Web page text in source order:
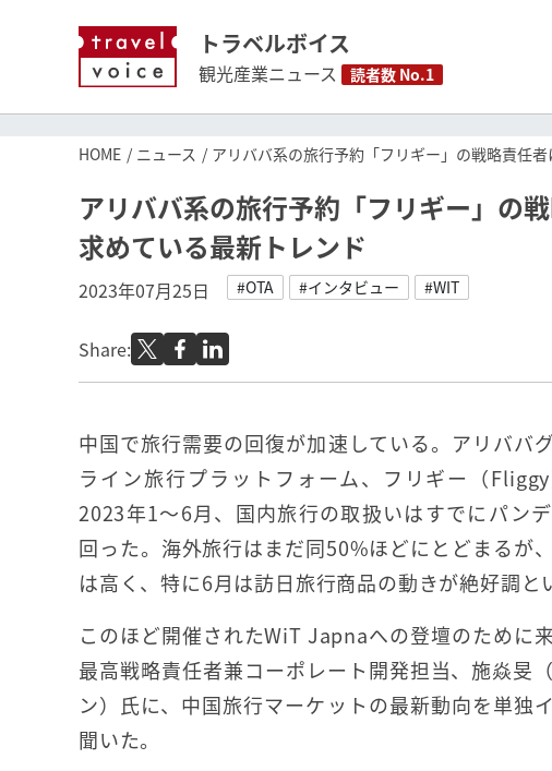
トラベルボイス
観光産業ニュース 読者数 No.1
HOME ニュース アリババ系の旅行予約「フリギー」の戦略責任
アリババ系の旅行予約「フリギー」の
求めている最新トレンド
2023年07月25日 #OTA #インタビュー #WIT
Share:
中国で旅行需要の回復が加速している。アリババ
ライン旅行プラットフォーム、フリギー（Fliggy
2023年1～6月、国内旅行の取扱いはすでにパン
回った。海外旅行はまだ同50%ほどにとどまるが
は高く、特に6月は訪日旅行商品の動きが絶好調と
このほど開催されたWiT Japnaへの登壇のために
最高戦略責任者兼コーポレート開発担当、施焱旻
ン）氏に、中国旅行マーケットの最新動向を単独
聞いた。